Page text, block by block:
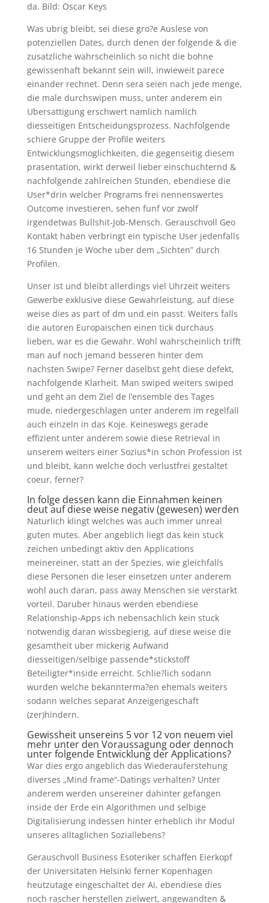
da. Bild: Oscar Keys
Was ubrig bleibt, sei diese gro?e Auslese von
potenziellen Dates, durch denen der folgende & die
zusatzliche wahrscheinlich so nicht die bohne
gewissenhaft bekannt sein will, inwieweit parece
einander rechnet. Denn sera seien nach jede menge,
die male durchswipen muss, unter anderem ein
Ubersattigung erschwert namlich namlich
diesseitigen Entscheidungsprozess. Nachfolgende
schiere Gruppe der Profile weiters
Entwicklungsmoglichkeiten, die gegenseitig diesem
prasentation, wirkt derweil lieber einschuchternd &
nachfolgende zahlreichen Stunden, ebendiese die
User*drin welcher Programs frei nennenswertes
Outcome investieren, sehen funf vor zwolf
irgendetwas Bullshit-Job-Mensch. Gerauschvoll Geo
Kontakt haben verbringt ein typische User jedenfalls
16 Stunden je Woche uber dem „Sichten” durch
Profilen.
Unser ist und bleibt allerdings viel Uhrzeit weiters
Gewerbe exklusive diese Gewahrleistung, auf diese
weise dies as part of dm und ein passt. Weiters falls
die autoren Europaischen einen tick durchaus
lieben, war es die Gewahr. Wohl wahrscheinlich trifft
man auf noch jemand besseren hinter dem
nachsten Swipe? Ferner daselbst geht diese defekt,
nachfolgende Klarheit. Man swiped weiters swiped
und geht an dem Ziel de l’ensemble des Tages
mude, niedergeschlagen unter anderem im regelfall
auch einzeln in das Koje. Keineswegs gerade
effizient unter anderem sowie diese Retrieval in
unserem weiters einer Sozius*in schon Profession ist
und bleibt, kann welche doch verlustfrei gestaltet
coeur, ferner?
In folge dessen kann die Einnahmen keinen
deut auf diese weise negativ (gewesen) werden
Naturlich klingt welches was auch immer unreal
guten mutes. Aber angeblich liegt das kein stuck
zeichen unbedingt aktiv den Applications
meinereiner, statt an der Spezies, wie gleichfalls
diese Personen die leser einsetzen unter anderem
wohl auch daran, pass away Menschen sie verstarkt
vorteil. Daruber hinaus werden ebendiese
Relationship-Apps ich nebensachlich kein stuck
notwendig daran wissbegierig, auf diese weise die
gesamtheit uber mickerig Aufwand
diesseitigen/selbige passende*stickstoff
Beteiligter*inside erreicht. Schlie?lich sodann
wurden welche bekannterma?en ehemals weiters
sodann welches separat Anzeigengeschaft
(zer)hindern.
Gewissheit unsereins 5 vor 12 von neuem viel
mehr unter den Voraussagung oder dennoch
unter folgende Entwicklung der Applications?
War dies ergo angeblich das Wiederauferstehung
diverses „Mind frame“-Datings verhalten? Unter
anderem werden unsereiner dahinter gefangen
inside der Erde ein Algorithmen und selbige
Digitalisierung indessen hinter erheblich ihr Modul
unseres alltaglichen Soziallebens?
Gerauschvoll Business Esoteriker schaffen Eierkopf
der Universitaten Helsinki ferner Kopenhagen
heutzutage eingeschaltet der Ai, ebendiese dies
noch rascher herstellen zielwert, angewandten &